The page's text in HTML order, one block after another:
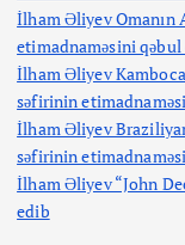
İlham Əliyev Omanın
etimadnaməsini qəbul
İlham Əliyev
səfirinin
İlham Əliyev
səfirinin
İlham Əliyev “John
edib